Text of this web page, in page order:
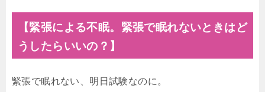
【緊張による不眠。緊張で眠れないときはど
うしたらいいの？】
緊張で眠れない、明日試験なのに。